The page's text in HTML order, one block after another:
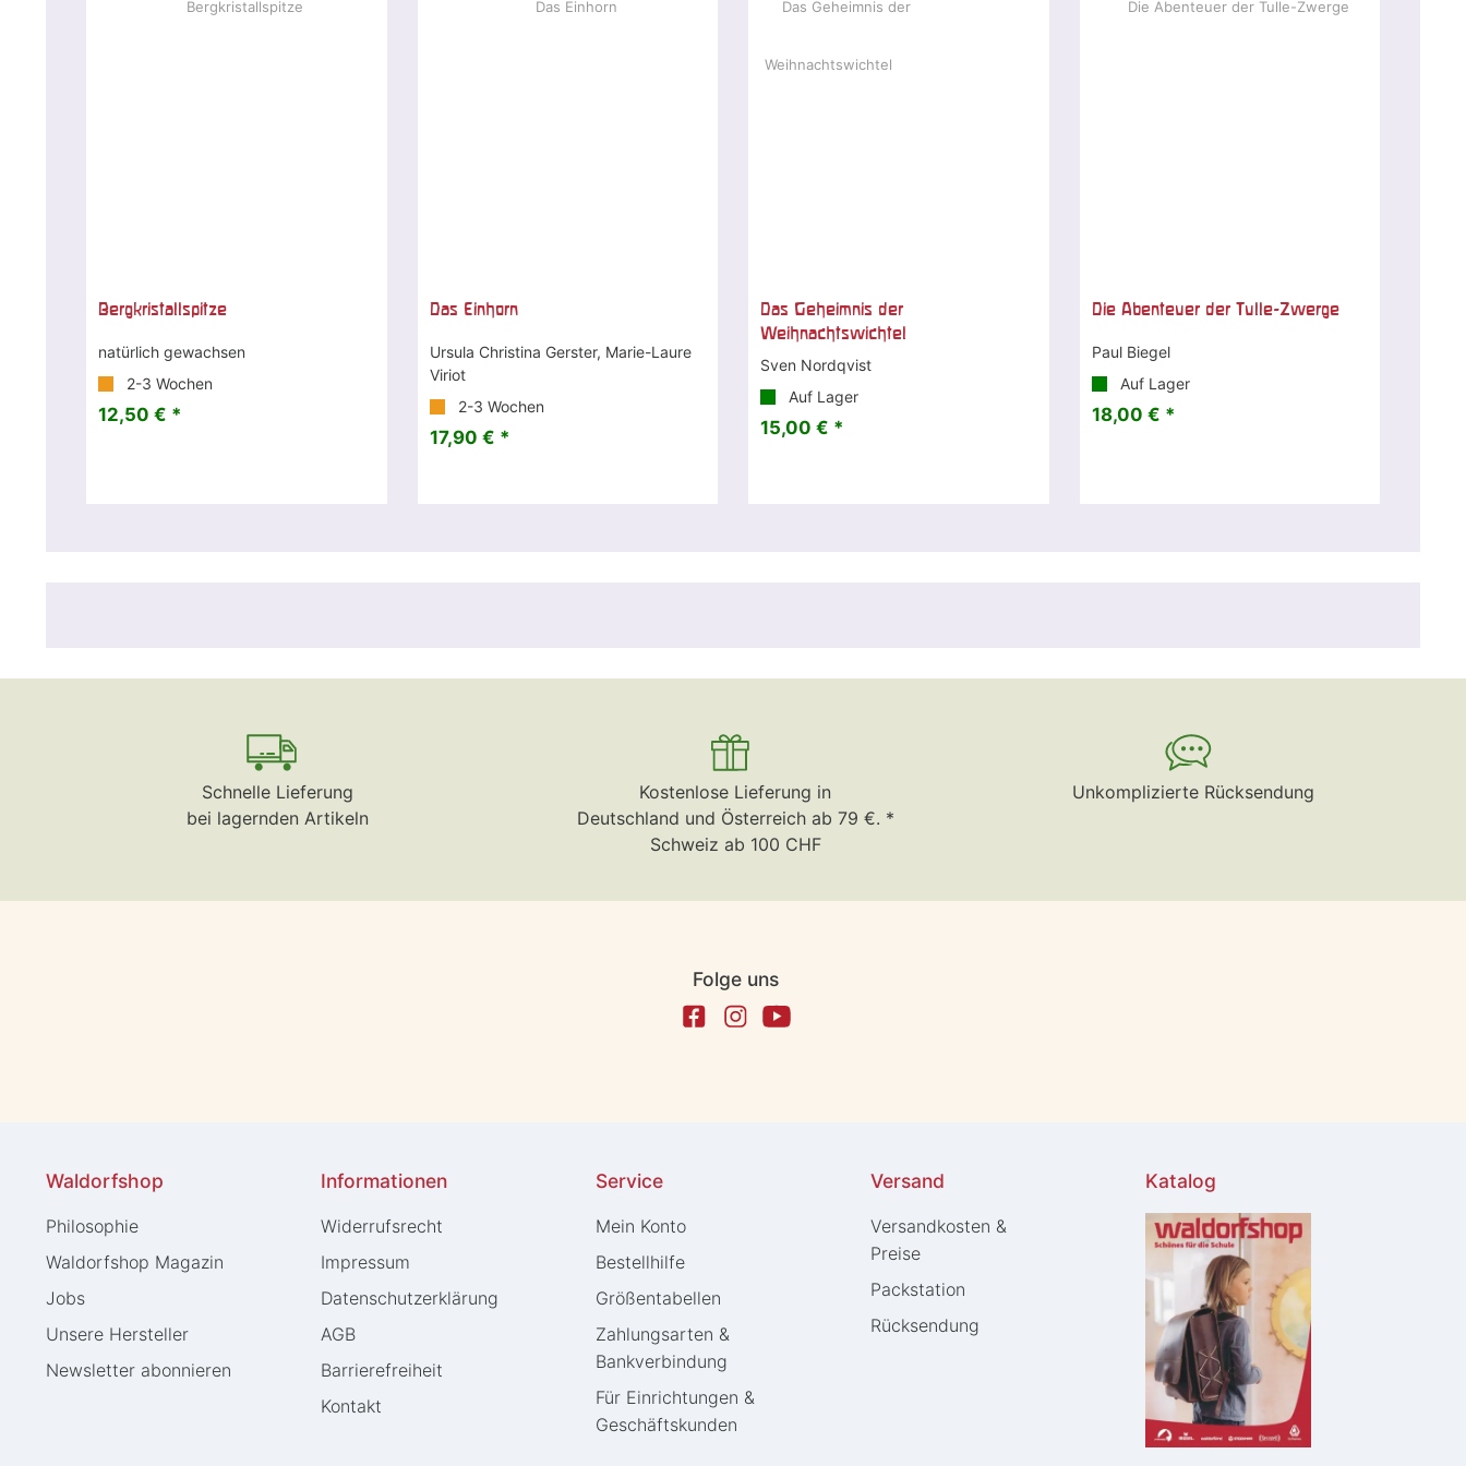
Bergkristallspitze
natürlich gewachsen
2-3 Wochen
12,50 € *
Das Einhorn
Ursula Christina Gerster, Marie-Laure
Viriot
2-3 Wochen
17,90 € *
Das Geheimnis der
Weihnachtswichtel
Sven Nordqvist
Auf Lager
15,00 € *
Die Abenteuer der Tulle-Zwerge
Paul Biegel
Auf Lager
18,00 € *
Schnelle Lieferung
bei lagernden Artikeln
Kostenlose Lieferung in
Deutschland und Österreich ab 79 €. *
Schweiz ab 100 CHF
Unkomplizierte Rücksendung
Folge uns
Waldorfshop
Philosophie
Waldorfshop Magazin
Jobs
Unsere Hersteller
Newsletter abonnieren
Informationen
Widerrufs­recht
Impressum
Daten­schutz­erklärung
AGB
Barrierefreiheit
Kontakt
Service
Mein Konto
Bestellhilfe
Größentabellen
Zahlungsarten &
Bankverbindung
Für Einrichtungen &
Geschäftskunden
Versand
Versandkosten &
Preise
Packstation
Rücksendung
Katalog